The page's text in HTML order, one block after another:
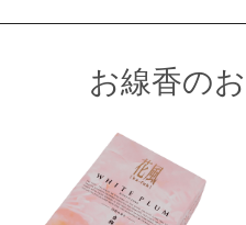
お線香の